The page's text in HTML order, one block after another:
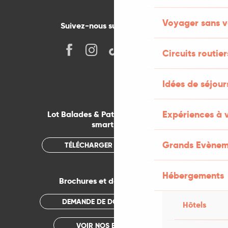
Voyager sans
Circuits
Idées de
Expériences à
Grands
Hébergements
Hôtels
Suivez-nous sur les réseaux !
Lot Balades & Patrimoines sur votre
smartphone
TÉLÉCHARGER L'APPLICATION
Brochures et documentations
DEMANDE DE DOCUMENTATION
VOIR NOS BROCHURES